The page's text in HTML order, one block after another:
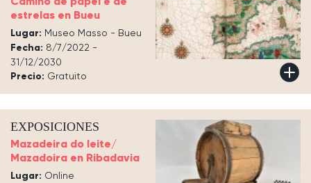
estrelas en Bueu
Lugar: Museo Masso - Bueu
Fecha: 8/7/2022 -
31/12/2030
Precio: Gratuito
EXPOSICIONES
Mazadeira do leite/
Mazadoira en Ribadavia
Lugar: Online